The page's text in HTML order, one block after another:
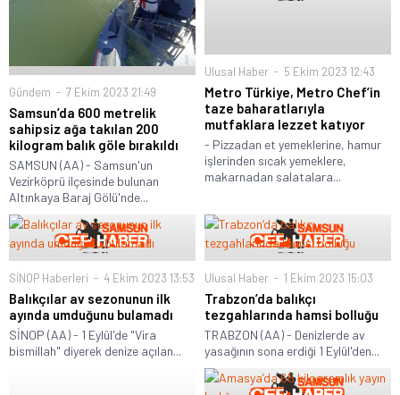
Gündem 7 Ekim 2023 21:49
Samsun’da 600 metrelik
sahipsiz ağa takılan 200
kilogram balık göle bırakıldı
SAMSUN (AA) - Samsun'un
Vezirköprü ilçesinde bulunan
Altınkaya Baraj Gölü'nde...
Ulusal Haber 5 Ekim 2023 12:43
Metro Türkiye, Metro Chef’in
taze baharatlarıyla
mutfaklara lezzet katıyor
- Pizzadan et yemeklerine, hamur
işlerinden sıcak yemeklere,
makarnadan salatalara...
SİNOP Haberleri 4 Ekim 2023 13:53
Balıkçılar av sezonunun ilk
ayında umduğunu bulamadı
SİNOP (AA) - 1 Eylül'de "Vira
bismillah" diyerek denize açılan...
Ulusal Haber 1 Ekim 2023 15:03
Trabzon’da balıkçı
tezgahlarında hamsi bolluğu
TRABZON (AA) - Denizlerde av
yasağının sona erdiği 1 Eylül'den...